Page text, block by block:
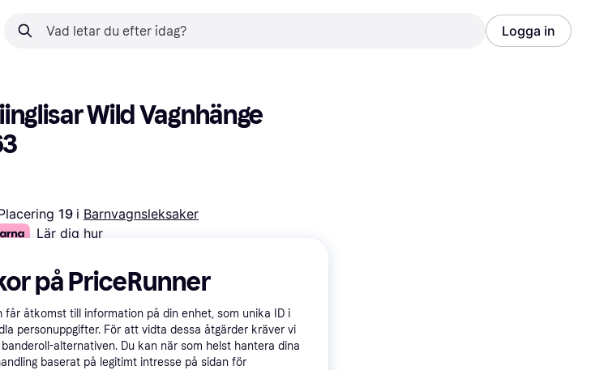
Logga in
Wild Vagnhänge
19 i Barnvagnsleksaker
Lär dig hur
på PriceRunner
får åtkomst till information på din enhet, som unika ID i
personuppgifter. För att vidta dessa åtgärder kräver vi
alternativen. Du kan när som helst hantera dina
baserat på legitimt intresse på sidan för